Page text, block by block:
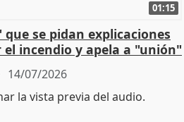
01:15
se pidan explicaciones
incendio y apela a "unión"
14/07/2026